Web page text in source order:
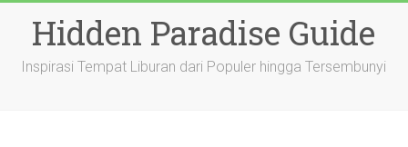
contentHidden Paradise Guide
Inspirasi Tempat Liburan dari Populer hingga Tersembunyi